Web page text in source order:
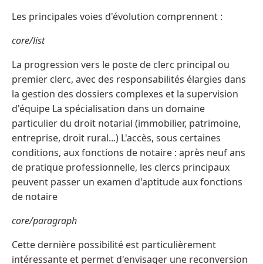
Les principales voies d'évolution comprennent :
core/list
La progression vers le poste de clerc principal ou
premier clerc, avec des responsabilités élargies dans
la gestion des dossiers complexes et la supervision
d'équipe La spécialisation dans un domaine
particulier du droit notarial (immobilier, patrimoine,
entreprise, droit rural...) L'accès, sous certaines
conditions, aux fonctions de notaire : après neuf ans
de pratique professionnelle, les clercs principaux
peuvent passer un examen d'aptitude aux fonctions
de notaire
core/paragraph
Cette dernière possibilité est particulièrement
intéressante et permet d'envisager une reconversion